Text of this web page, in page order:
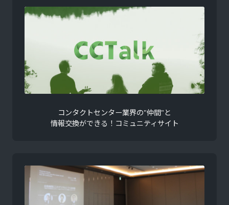
コンタクトセンター業界の"仲間"と
情報交換ができる！コミュニティサイト